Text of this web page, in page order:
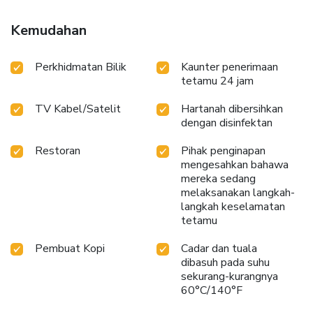
rooms at the hotel, bottled water is available for those
moments when it seems necessary.It is worth noting that
your convenience. At the hotel, an assortment of easily
accessible and delicious meal choices are available to
entertaining evening with your fellow travelers at the
hotel's bar. License Number(s): TGI Ameya Grand
Kemudahan
Perkhidmatan Bilik
Kaunter penerimaan
tetamu 24 jam
TV Kabel/Satelit
Hartanah dibersihkan
dengan disinfektan
Restoran
Pihak penginapan
mengesahkan bahawa
mereka sedang
melaksanakan langkah-
langkah keselamatan
tetamu
Pembuat Kopi
Cadar dan tuala
dibasuh pada suhu
sekurang-kurangnya
60°C/140°F